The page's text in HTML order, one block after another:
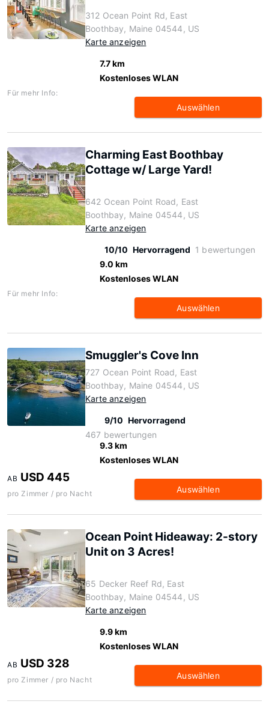
312 Ocean Point Rd, East
Boothbay, Maine 04544, US
Karte anzeigen
7.7 km
Kostenloses WLAN
Für mehr Info:
Auswählen
Charming East Boothbay
Cottage w/ Large Yard!
642 Ocean Point Road, East
Boothbay, Maine 04544, US
Karte anzeigen
10/10 Hervorragend 1 bewertungen
9.0 km
Kostenloses WLAN
Für mehr Info:
Auswählen
Smuggler's Cove Inn
727 Ocean Point Road, East
Boothbay, Maine 04544, US
Karte anzeigen
9/10 Hervorragend
467 bewertungen
9.3 km
Kostenloses WLAN
AB USD 445
pro Zimmer / pro Nacht Auswählen
Ocean Point Hideaway: 2-story
Unit on 3 Acres!
65 Decker Reef Rd, East
Boothbay, Maine 04544, US
Karte anzeigen
9.9 km
Kostenloses WLAN
AB USD 328
pro Zimmer / pro Nacht Auswählen